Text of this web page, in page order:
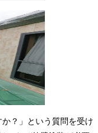
？」という質問を受け